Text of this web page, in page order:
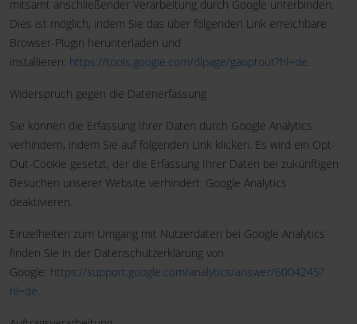
mitsamt anschließender Verarbeitung durch Google unterbinden.
Dies ist möglich, indem Sie das über folgenden Link erreichbare
Browser-Plugin herunterladen und
installieren: https://tools.google.com/dlpage/gaoptout?hl=de.
Widerspruch gegen die Datenerfassung
Sie können die Erfassung Ihrer Daten durch Google Analytics
verhindern, indem Sie auf folgenden Link klicken. Es wird ein Opt-
Out-Cookie gesetzt, der die Erfassung Ihrer Daten bei zukünftigen
Besuchen unserer Website verhindert: Google Analytics
deaktivieren.
Einzelheiten zum Umgang mit Nutzerdaten bei Google Analytics
finden Sie in der Datenschutzerklärung von
Google: https://support.google.com/analytics/answer/6004245?
hl=de.